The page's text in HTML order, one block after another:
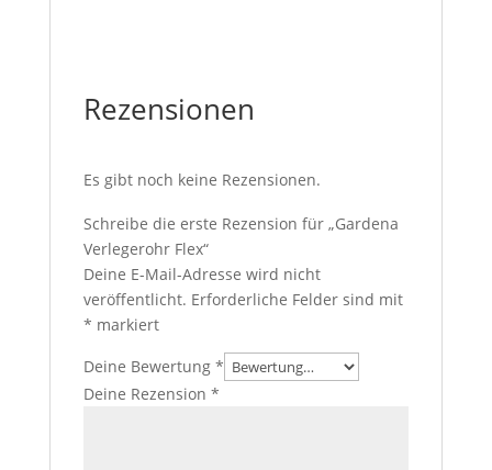
Rezensionen
Es gibt noch keine Rezensionen.
Schreibe die erste Rezension für „Gardena
Verlegerohr Flex“
Deine E-Mail-Adresse wird nicht
veröffentlicht. Erforderliche Felder sind mit
* markiert
Deine Bewertung *
Deine Rezension *